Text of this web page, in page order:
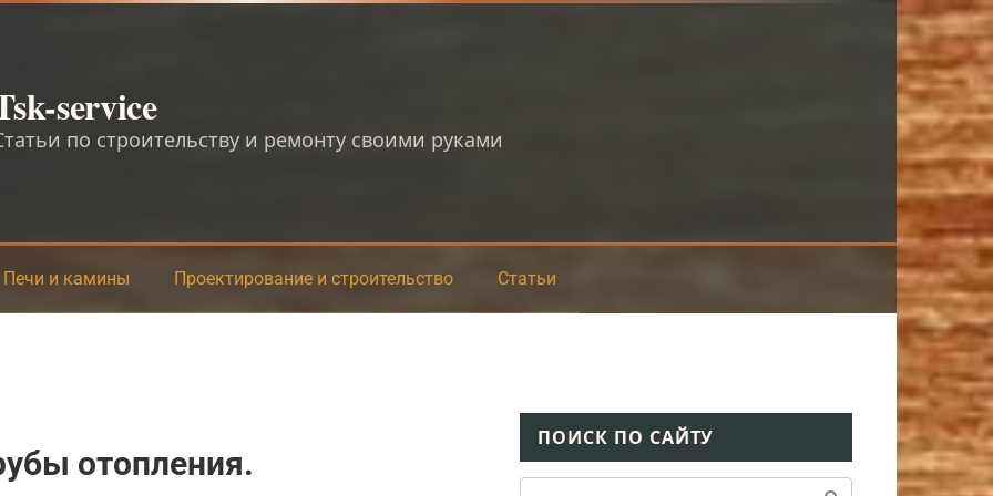
service
по строительству и ремонту своими руками
Печи и камины Проектирование и строительство Статьи
отопления.
ПОИСК ПО САЙТУ